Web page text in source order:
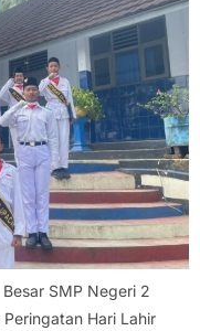
SMP Negeri 2
Hari Lahir